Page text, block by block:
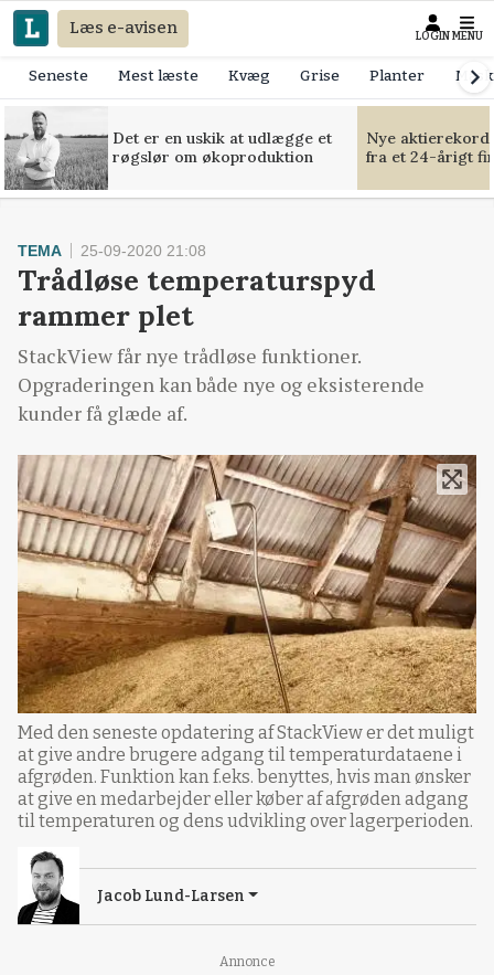
Læs e-avisen LOGIN MENU
Seneste Mest læste Kvæg Grise Planter
Det er en uskik at udlægge et
røgslør om økoproduktion
Nye
fra et 24-årigt
Annonce
TEMA 25-09-2020 21:08
Trådløse temperaturspyd
rammer plet
StackView får nye trådløse funktioner.
Opgraderingen kan både nye og eksisterende
kunder få glæde af.
Med den seneste opdatering af StackView er det muligt
at give andre brugere adgang til temperaturdataene i
afgrøden. Funktion kan f.eks. benyttes, hvis man ønsker
at give en medarbejder eller køber af afgrøden adgang
til temperaturen og dens udvikling over lagerperioden.
Jacob Lund-Larsen